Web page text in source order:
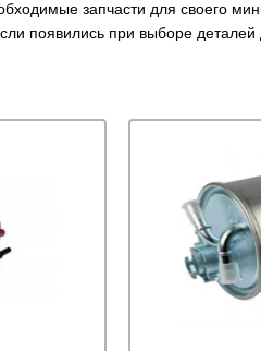
запчасти для своего
появились при выборе